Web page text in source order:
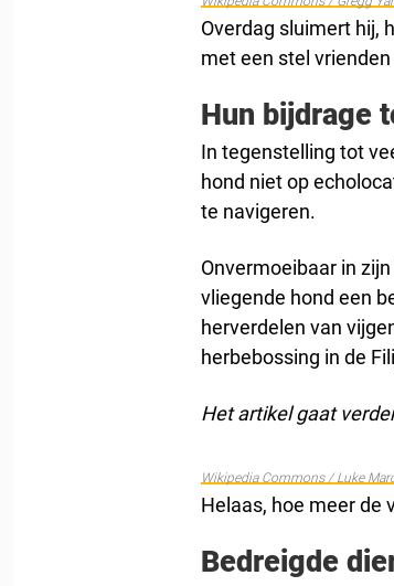
Overdag sluimert hij,
met een stel
Hun bijdrage
In tegenstelling tot
hond niet op
te navigeren.
Onvermoeibaar in
vliegende hond een
herverdelen van
herbebossing in de
Het artikel gaat
Wikipedia Commons / Luke
Helaas, hoe meer de
Bedreigde